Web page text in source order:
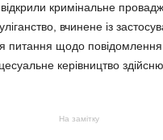
кримінальне
вчинене із
питання щодо повідомлення
керівництво
На замітку